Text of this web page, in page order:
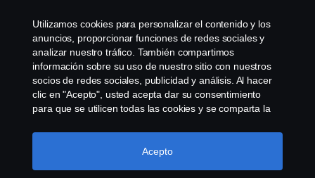
Assistance number
Política de cookies
Cookie settings
Utilizamos cookies para personalizar el contenido y los
anuncios, proporcionar funciones de redes sociales y
analizar nuestro tráfico. También compartimos
información sobre su uso de nuestro sitio con nuestros
socios de redes sociales, publicidad y análisis. Al hacer
clic en "Acepto", usted acepta dar su consentimiento
para que se utilicen todas las cookies y se comparta la
haciendo clic en "Configuración de cookies" y
seleccionando las categorías que desea aceptar. Para
Acepto